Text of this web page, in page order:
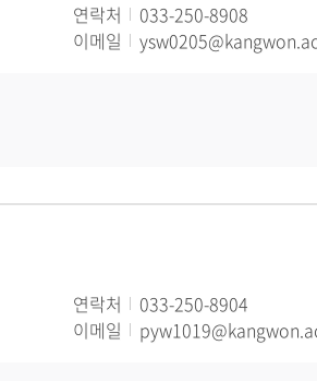
연락처
033-250-8908
이메일
연락처
033-250-8904
이메일